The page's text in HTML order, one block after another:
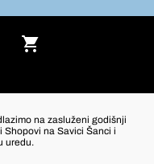
na zasluženi godišnji
Shopovi na Savici Šanci i
uredu.